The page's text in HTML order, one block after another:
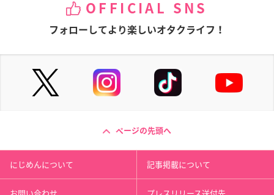
OFFICIAL SNS
フォローしてより楽しいオタクライフ！
ページの先頭へ
にじめんについて 記事掲載について